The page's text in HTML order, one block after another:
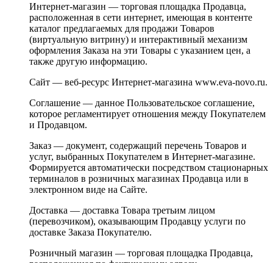
Интернет-магазин — торговая площадка Продавца,
расположенная в сети интернет, имеющая в контенте
каталог предлагаемых для продажи Товаров
(виртуальную витрину) и интерактивный механизм
оформления Заказа на эти Товары с указанием цен, а
также другую информацию.
Сайт — веб-ресурс Интернет-магазина www.eva-novo.ru.
Соглашение — данное Пользовательское соглашение,
которое регламентирует отношения между Покупателем
и Продавцом.
Заказ — документ, содержащий перечень Товаров и
услуг, выбранных Покупателем в Интернет-магазине.
Формируется автоматически посредством стационарных
терминалов в розничных магазинах Продавца или в
электронном виде на Сайте.
Доставка — доставка Товара третьим лицом
(перевозчиком), оказывающим Продавцу услуги по
доставке Заказа Покупателю.
Розничный магазин — торговая площадка Продавца,